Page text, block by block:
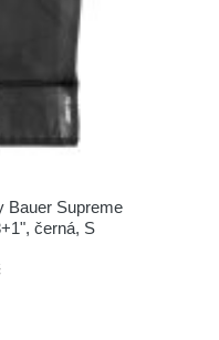
Bauer Supreme
černá, S